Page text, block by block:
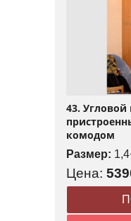
43.
комодом
Размер:
Цена: